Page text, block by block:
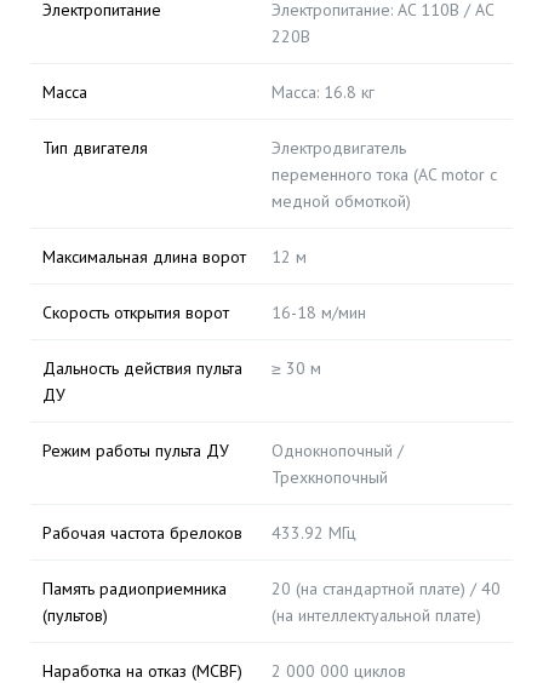
Электропитание
Электропитание: AC 110В / AC
220В
Масса Масса: 16.8 кг
Тип двигателя
Электродвигатель
переменного тока (AC motor с
медной обмоткой)
Максимальная длина ворот 12 м
Скорость открытия ворот 16-18 м/мин
Дальность действия пульта
ДУ
≥ 30 м
Режим работы пульта ДУ
Однокнопочный /
Трехкнопочный
Рабочая частота брелоков 433.92 МГц
Память радиоприемника
(пультов)
20 (на стандартной плате) / 40
(на интеллектуальной плате)
Наработка на отказ (MCBF) 2 000 000 циклов